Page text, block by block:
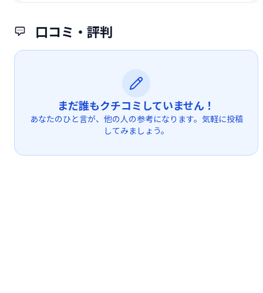
口コミ・評判
まだ誰もクチコミしていません！
あなたのひと言が、他の人の参考になります。気軽に投稿
してみましょう。